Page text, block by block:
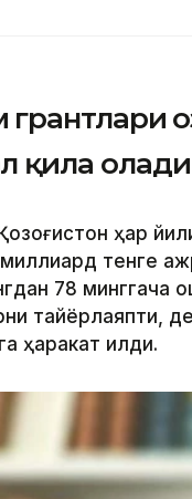
қила
ҳар
тенге
78 минггача
тайёрлаяпти,
ҳаракат қилди.